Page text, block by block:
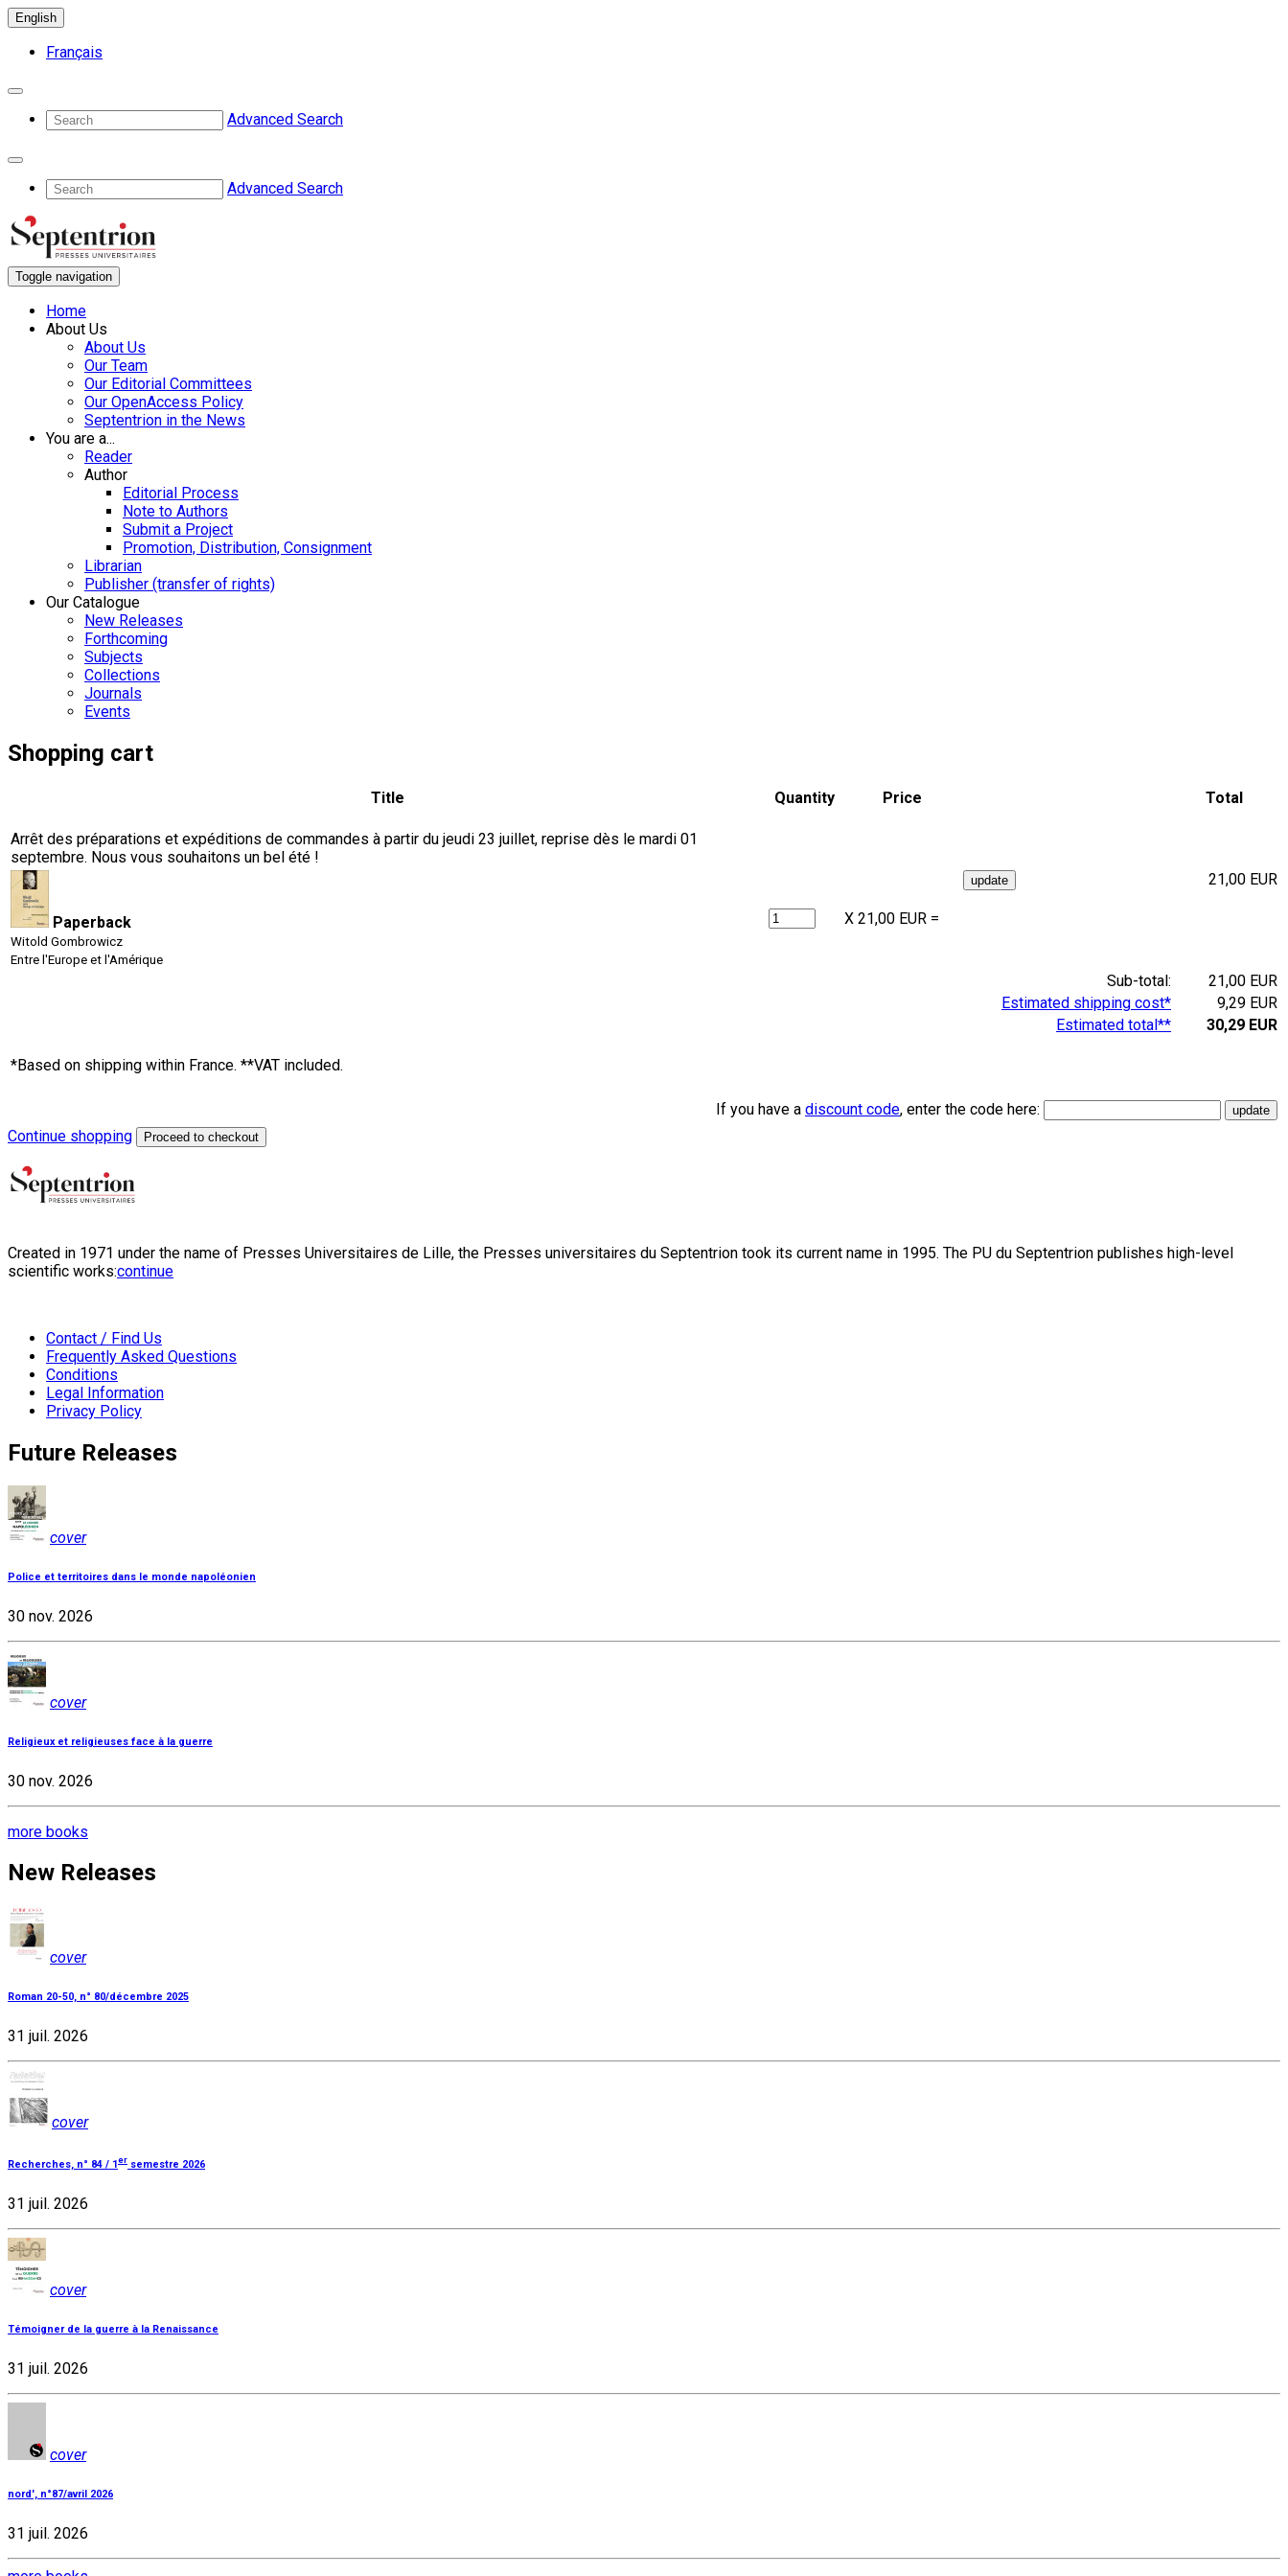
English
Français
Advanced Search
Advanced Search
Toggle navigation
Home
About Us
About Us
Our Team
Our Editorial Committees
Our OpenAccess Policy
Septentrion in the News
You are a...
Reader
Author
Editorial Process
Note to Authors
Submit a Project
Promotion, Distribution, Consignment
Librarian
Publisher (transfer of rights)
Our Catalogue
New Releases
Forthcoming
Subjects
Collections
Journals
Events
Shopping cart
Arrêt des préparations et expéditions de commandes à partir du jeudi 23 juillet, reprise dès le mardi 01
septembre. Nous vous souhaitons un bel été !
Title Quantity Price Total
Paperback
Witold Gombrowicz
Entre l'Europe et l'Amérique
X 21,00 EUR =
21,00 EUR
Sub-total:
21,00 EUR
Estimated shipping cost*
9,29 EUR
Estimated total**
30,29 EUR
*Based on shipping within France. **VAT included.
If you have a discount code, enter the code here:
Continue shopping
Proceed to checkout
Created in 1971 under the name of Presses Universitaires de Lille, the Presses universitaires du Septentrion took its current name in 1995. The PU du Septentrion publishes high-level
scientific works:continue
Contact / Find Us
Frequently Asked Questions
Conditions
Legal Information
Privacy Policy
Future Releases
cover
Police et territoires dans le monde napoléonien
30 nov. 2026
cover
Religieux et religieuses face à la guerre
30 nov. 2026
more books
New Releases
cover
Roman 20-50, n° 80/décembre 2025
31 juil. 2026
cover
Recherches, n° 84 / 1er semestre 2026
31 juil. 2026
cover
Témoigner de la guerre à la Renaissance
31 juil. 2026
cover
nord', n°87/avril 2026
31 juil. 2026